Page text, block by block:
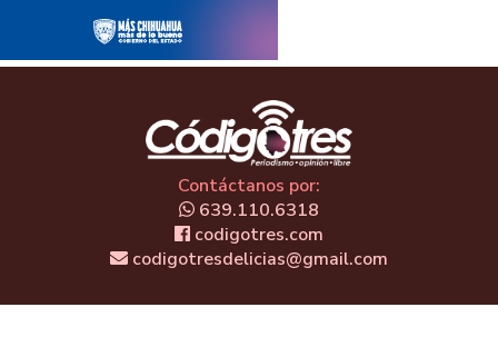
Contáctanos por:
639.110.6318
codigotres.com
codigotresdelicias@gmail.com